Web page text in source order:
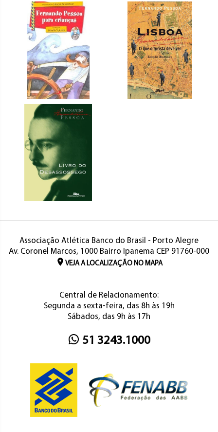
Associação Atlética Banco do Brasil - Porto Alegre
Av. Coronel Marcos, 1000 Bairro Ipanema CEP 91760-000
VEJA A LOCALIZAÇÃO NO MAPA
Central de Relacionamento:
Segunda a sexta-feira, das 8h às 19h
Sábados, das 9h às 17h
51 3243.1000